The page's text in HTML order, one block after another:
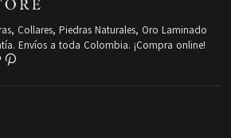
Collares, Piedras Naturales, Oro Laminado
Envíos a toda Colombia. ¡Compra online!